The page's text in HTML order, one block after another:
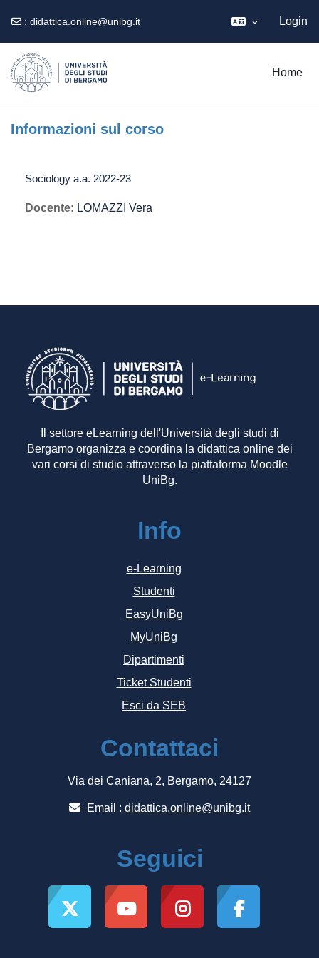
: didattica.online@unibg.it Login
Home
Informazioni sul corso
Sociology a.a. 2022-23
Docente: LOMAZZI Vera
Il settore eLearning dell'Università degli studi di
Bergamo organizza e coordina la didattica online dei
vari corsi di studio attraverso la piattaforma Moodle
UniBg.
Info
e-Learning
Studenti
EasyUniBg
MyUniBg
Dipartimenti
Ticket Studenti
Esci da SEB
Contattaci
Via dei Caniana, 2, Bergamo, 24127
Email : didattica.online@unibg.it
Seguici